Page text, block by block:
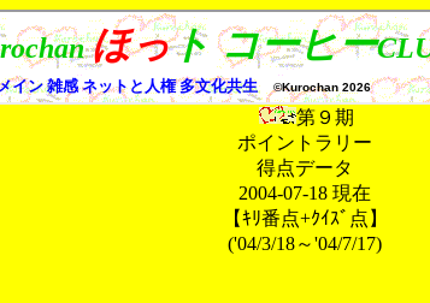
第９期
ポイントラリー
得点データ
2004-07-18 現在
【ｷﾘ番点+ｸｲｽﾞ点】
('04/3/18～'04/7/17)